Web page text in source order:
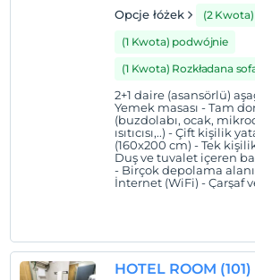
Opcje łóżek
(2
(1 Kwota) podwójnie
(1 Kwota) Rozkładana
2+1 daire (asansörlü)
Yemek masası - Tam
(buzdolabı, ocak,
ısıtıcısı,..) - Çift kişilik
(160x200 cm) - Tek
Duş ve tuvalet içeren
- Birçok depolama alanı
İnternet (WiFi) - Çarşaf
HOTEL ROOM (101)